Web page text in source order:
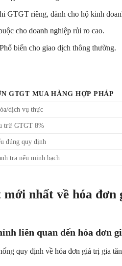
GTGT riêng, dành cho hộ kinh
cho doanh nghiệp rủi ro cao.
biến cho giao dịch thông thường.
GTGT MUA HÀNG HỢP PHÁP
dịch vụ thực
trừ GTGT 8%
đúng quy định
tra nếu minh bạch
nhất về hóa
liên quan đến hóa đơn
quy định về hóa đơn giá trị gia